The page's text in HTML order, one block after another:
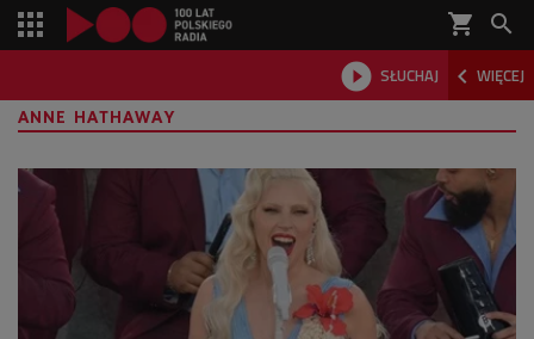
shopping_cart 
 SŁUCHAJ  WIĘCEJ

ANNE HATHAWAY